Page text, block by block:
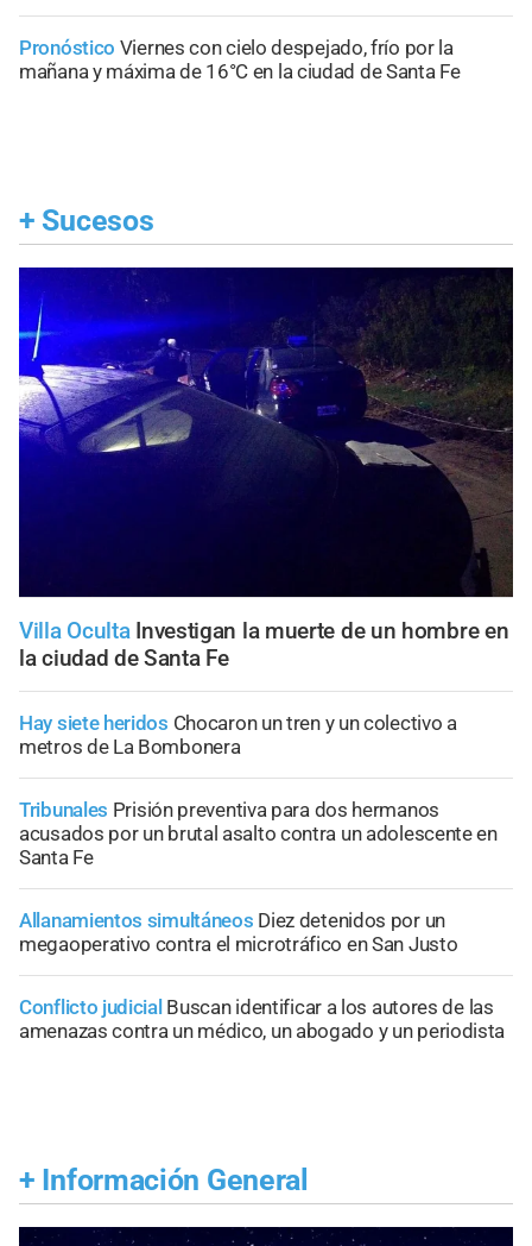
Pronóstico Viernes con cielo despejado, frío por la
mañana y máxima de 16°C en la ciudad de Santa Fe
+ Sucesos
Villa Oculta Investigan la muerte de un hombre en
la ciudad de Santa Fe
Hay siete heridos Chocaron un tren y un colectivo a
metros de La Bombonera
Tribunales Prisión preventiva para dos hermanos
acusados por un brutal asalto contra un adolescente en
Santa Fe
Allanamientos simultáneos Diez detenidos por un
megaoperativo contra el microtráfico en San Justo
Conflicto judicial Buscan identificar a los autores de las
amenazas contra un médico, un abogado y un periodista
+ Información General